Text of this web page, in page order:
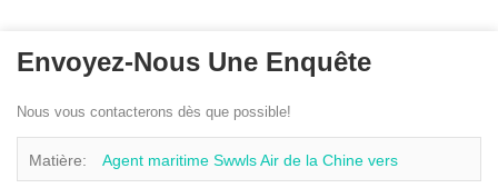
Envoyez-Nous Une Enquête
Nous vous contacterons dès que possible!
Matière: Agent maritime Swwls Air de la Chine vers